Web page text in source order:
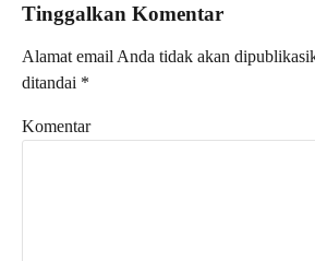
Tinggalkan Komentar
Alamat email Anda tidak akan
ditandai *
Komentar